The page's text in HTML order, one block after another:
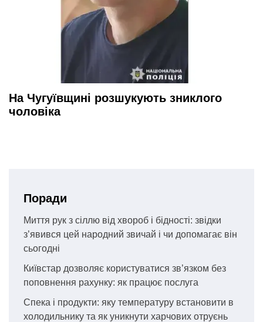
На Чугуївщині розшукують зниклого
чоловіка
Поради
Миття рук з сіллю від хвороб і бідності: звідки
з’явився цей народний звичай і чи допомагає він
сьогодні
Київстар дозволяє користуватися зв’язком без
поповнення рахунку: як працює послуга
Спека і продукти: яку температуру встановити в
холодильнику та як уникнути харчових отруєнь